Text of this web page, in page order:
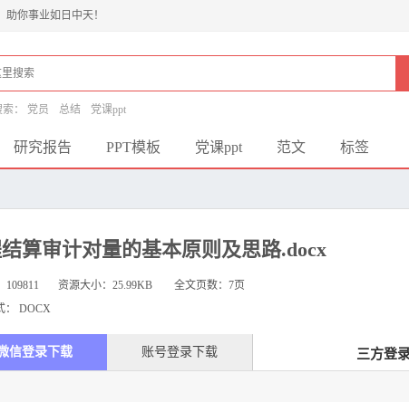
你事业如日中天！
： 党员 总结 党课ppt
研究报告 PPT模板 党课ppt 范文 标签
算审计对量的基本原则及思路.docx
109811 资源大小： 25.99KB 全文页数：7页
： DOCX
信登录下载 账号登录下载 三方登